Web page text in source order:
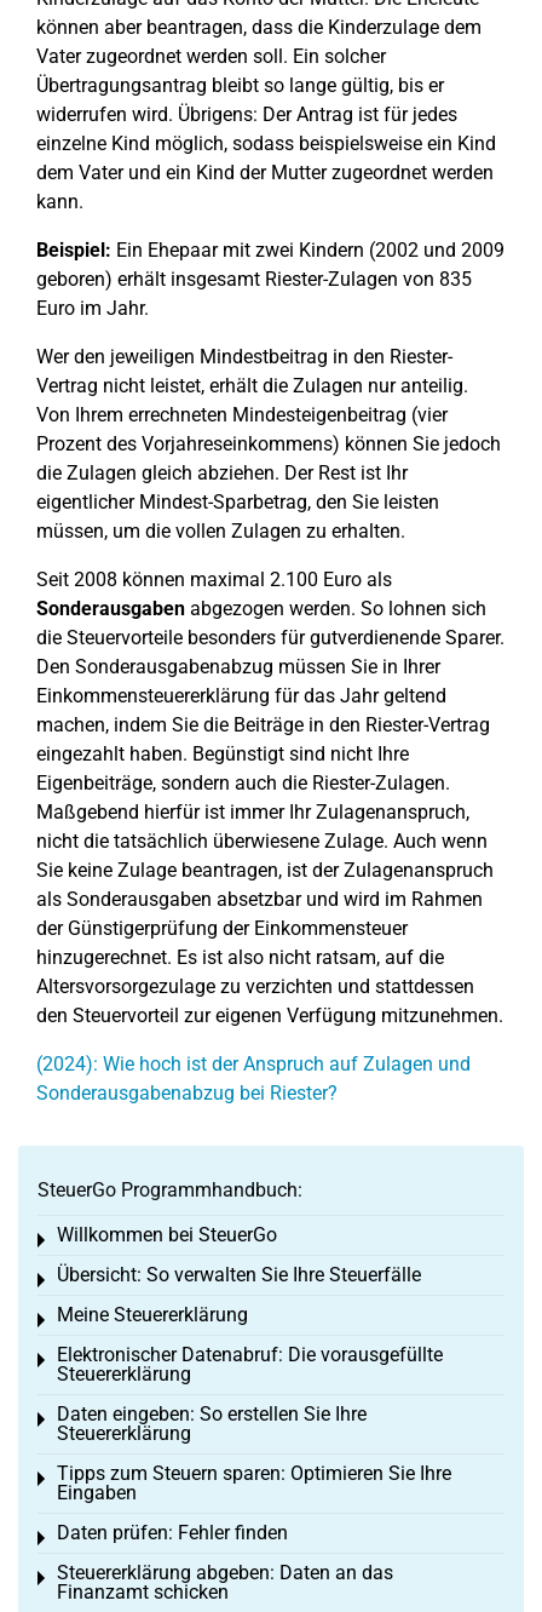
können aber beantragen, dass die Kinderzulage dem
Vater zugeordnet werden soll. Ein solcher
Übertragungsantrag bleibt so lange gültig, bis er
widerrufen wird. Übrigens: Der Antrag ist für jedes
einzelne Kind möglich, sodass beispielsweise ein Kind
dem Vater und ein Kind der Mutter zugeordnet werden
kann.
Beispiel: Ein Ehepaar mit zwei Kindern (2002 und 2009
geboren) erhält insgesamt Riester-Zulagen von 835
Euro im Jahr.
Wer den jeweiligen Mindestbeitrag in den Riester-
Vertrag nicht leistet, erhält die Zulagen nur anteilig.
Von Ihrem errechneten Mindesteigenbeitrag (vier
Prozent des Vorjahreseinkommens) können Sie jedoch
die Zulagen gleich abziehen. Der Rest ist Ihr
eigentlicher Mindest-Sparbetrag, den Sie leisten
müssen, um die vollen Zulagen zu erhalten.
Seit 2008 können maximal 2.100 Euro als
Sonderausgaben abgezogen werden. So lohnen sich
die Steuervorteile besonders für gutverdienende Sparer.
Den Sonderausgabenabzug müssen Sie in Ihrer
Einkommensteuererklärung für das Jahr geltend
machen, indem Sie die Beiträge in den Riester-Vertrag
eingezahlt haben. Begünstigt sind nicht Ihre
Eigenbeiträge, sondern auch die Riester-Zulagen.
Maßgebend hierfür ist immer Ihr Zulagenanspruch,
nicht die tatsächlich überwiesene Zulage. Auch wenn
Sie keine Zulage beantragen, ist der Zulagenanspruch
als Sonderausgaben absetzbar und wird im Rahmen
der Günstigerprüfung der Einkommensteuer
hinzugerechnet. Es ist also nicht ratsam, auf die
Altersvorsorgezulage zu verzichten und stattdessen
den Steuervorteil zur eigenen Verfügung mitzunehmen.
(2024): Wie hoch ist der Anspruch auf Zulagen und
Sonderausgabenabzug bei Riester?
SteuerGo Programmhandbuch:
Willkommen bei SteuerGo
Toggle menu
Übersicht: So verwalten Sie Ihre Steuerfälle
Toggle menu
Meine Steuererklärung
Toggle menu
Elektronischer Datenabruf: Die vorausgefüllte
Steuererklärung
Toggle menu
Daten eingeben: So erstellen Sie Ihre
Steuererklärung
Toggle menu
Tipps zum Steuern sparen: Optimieren Sie Ihre
Eingaben
Toggle menu
Daten prüfen: Fehler finden
Toggle menu
Steuererklärung abgeben: Daten an das
Finanzamt schicken
Toggle menu